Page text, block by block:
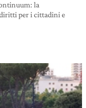
la
per i cittadini e